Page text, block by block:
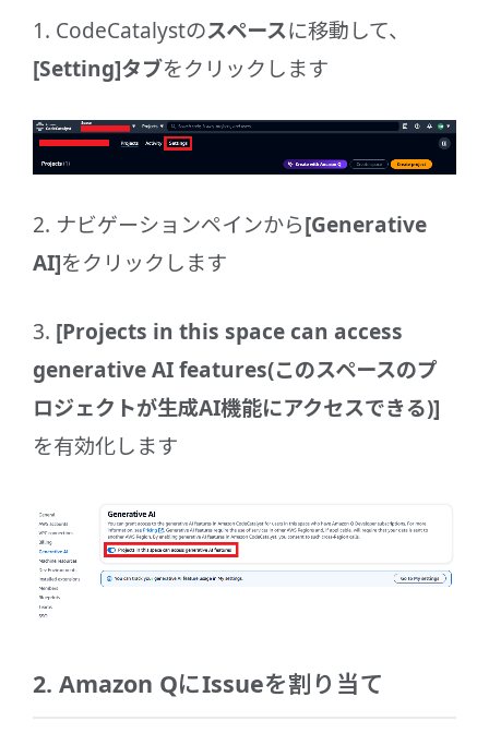
1. CodeCatalystのスペースに移動して、
[Setting]タブをクリックします
2. ナビゲーションペインから[Generative
AI]をクリックします
3. [Projects in this space can access
generative AI features(このスペースのプ
ロジェクトが生成AI機能にアクセスできる)]
を有効化します
2. Amazon QにIssueを割り当て